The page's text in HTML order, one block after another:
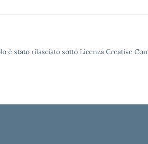
è stato rilasciato sotto Licenza Creative